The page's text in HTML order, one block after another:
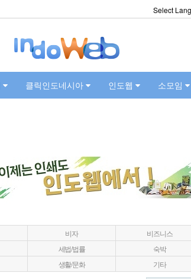
Select
클릭인도네시아 인도웹 소모임
비자
비즈니스
세법/법률
숙박
생활/문화 기타